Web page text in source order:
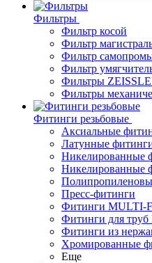
Фильтры
Фильтр косой
Фильтр
Фильтр
Фильтр
Фильтры
Фильтры
Фитинги резьбовые
Аксиальные
Латунные
Никелированные
Никелированные
Пресс-фитинги
Фитинги MULTI-
Фитинги для
Фитинги из
Хромированные
Еще